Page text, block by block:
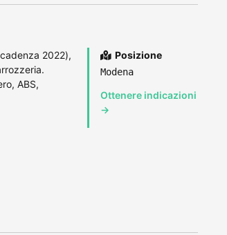
2022),
ABS,
Posizione
Modena
Ottenere indicazioni
→